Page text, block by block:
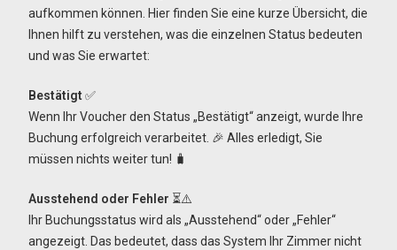
aufkommen können. Hier finden Sie eine kurze Übersicht, die
Ihnen hilft zu verstehen, was die einzelnen Status bedeuten
und was Sie erwartet:
Bestätigt ✅
Wenn Ihr Voucher den Status „Bestätigt“ anzeigt, wurde Ihre
Buchung erfolgreich verarbeitet. 🎉 Alles erledigt, Sie
müssen nichts weiter tun! 🧳
Ausstehend oder Fehler ⏳⚠️
Ihr Buchungsstatus wird als „Ausstehend“ oder „Fehler“
angezeigt. Das bedeutet, dass das System Ihr Zimmer nicht